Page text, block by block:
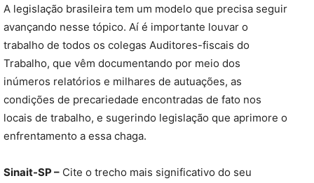
A legislação brasileira tem um modelo que precisa seguir
avançando nesse tópico. Aí é importante louvar o
trabalho de todos os colegas Auditores-fiscais do
Trabalho, que vêm documentando por meio dos
inúmeros relatórios e milhares de autuações, as
condições de precariedade encontradas de fato nos
locais de trabalho, e sugerindo legislação que aprimore o
enfrentamento a essa chaga.
Sinait-SP – Cite o trecho mais significativo do seu